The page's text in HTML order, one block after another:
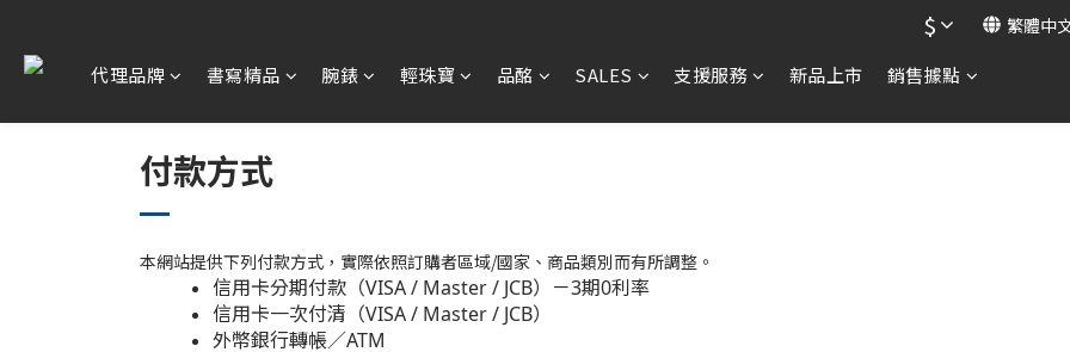
$ 繁體中
代理品牌 書寫精品 腕錶 輕珠寶 品酩 SALES 支援服務 新品上市 銷售據點
付款方式
本網站提供下列付款方式，實際依照訂購者區域/國家、商品類別而有所調整。
信用卡分期付款（VISA / Master / JCB）－3期0利率
信用卡一次付清（VISA / Master / JCB）
外幣銀行轉帳／ATM